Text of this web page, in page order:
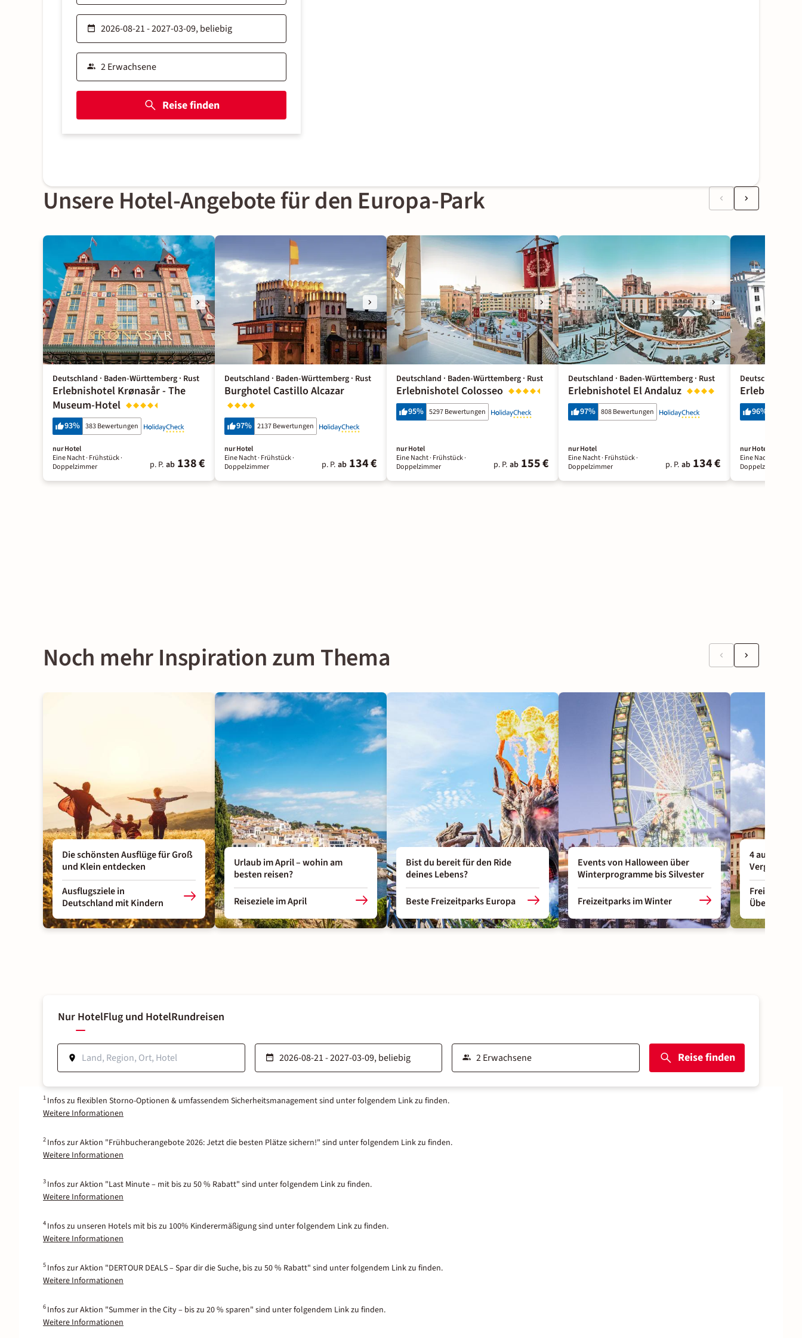
Reise finden
Unsere Hotel-Angebote für den Europa-Park
Deutschland · Baden-Württemberg · Rust
Erlebnishotel Krønasår - The
Museum-Hotel
93% 383 Bewertungen
nur Hotel
Eine Nacht· Frühstück·
Doppelzimmer
p. P. ab 138 €
Deutschland · Baden-Württemberg · Rust
Burghotel Castillo Alcazar
97% 2137 Bewertungen
nur Hotel
Eine Nacht· Frühstück·
Doppelzimmer
p. P. ab 134 €
Deutschland · Baden-Württemberg · Rust
Erlebnishotel Colosseo
95% 5297 Bewertungen
nur Hotel
Eine Nacht· Frühstück·
Doppelzimmer
p. P. ab 155 €
Deutschland · Baden-Württemberg · Rust
Erlebnishotel El Andaluz
97% 808 Bewertungen
nur Hotel
Eine Nacht· Frühstück·
Doppelzimmer
p. P. ab 134 €
Deutschland ·
96%
nur Hotel
Eine Nacht
Doppelzimmer
Noch mehr Inspiration zum Thema
Die schönsten Ausflüge für Groß
und Klein entdecken
Ausflugsziele in
Deutschland mit Kindern
Urlaub im April – wohin am
besten reisen?
Reiseziele im April
Bist du bereit für den Ride
deines Lebens?
Beste Freizeitparks Europa
Events von Halloween über
Winterprogramme bis Silvester
Freizeitparks im Winter
4
Nur HotelFlug und HotelRundreisen
Reise finden
1 Infos zu flexiblen Storno-Optionen & umfassendem Sicherheitsmanagement sind unter folgendem Link zu finden.
Weitere Informationen
2 Infos zur Aktion "Frühbucherangebote 2026: Jetzt die besten Plätze sichern!" sind unter folgendem Link zu finden.
Weitere Informationen
3 Infos zur Aktion "Last Minute – mit bis zu 50 % Rabatt" sind unter folgendem Link zu finden.
Weitere Informationen
4 Infos zu unseren Hotels mit bis zu 100% Kinderermäßigung sind unter folgendem Link zu finden.
Weitere Informationen
5 Infos zur Aktion "DERTOUR DEALS – Spar dir die Suche, bis zu 50 % Rabatt" sind unter folgendem Link zu finden.
Weitere Informationen
6 Infos zur Aktion "Summer in the City – bis zu 20 % sparen" sind unter folgendem Link zu finden.
Weitere Informationen